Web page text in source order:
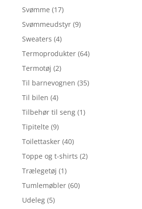
Svømme (17)
Svømmeudstyr (9)
Sweaters (4)
Termoprodukter (64)
Termotøj (2)
Til barnevognen (35)
Til bilen (4)
Tilbehør til seng (1)
Tipitelte (9)
Toilettasker (40)
Toppe og t-shirts (2)
Trælegetøj (1)
Tumlemøbler (60)
Udeleg (5)